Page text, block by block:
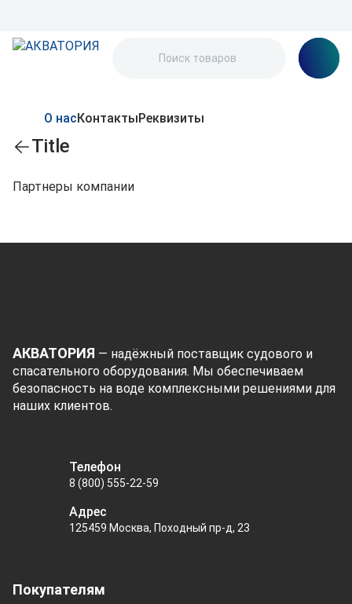
О насКонтактыРеквизиты
Title
Партнеры компании
АКВАТОРИЯ — надёжный поставщик судового и
спасательного оборудования. Мы обеспечиваем
безопасность на воде комплексными решениями для
наших клиентов.
Покупателям
Телефон
8 (800) 555-22-59
Адрес
125459 Москва, Походный пр-д, 23